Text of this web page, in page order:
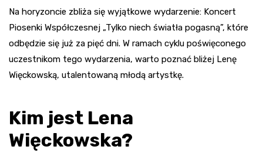
Na horyzoncie zbliża się wyjątkowe wydarzenie: Koncert
Piosenki Współczesnej „Tylko niech światła pogasną”, które
odbędzie się już za pięć dni. W ramach cyklu poświęconego
uczestnikom tego wydarzenia, warto poznać bliżej Lenę
Więckowską, utalentowaną młodą artystkę.
Kim jest Lena
Więckowska?